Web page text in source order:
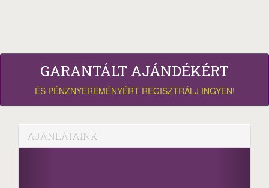
GARANTÁLT AJÁNDÉKÉRT
ÉS PÉNZNYEREMÉNYÉRT REGISZTRÁLJ INGYEN!
AJÁNLATAINK